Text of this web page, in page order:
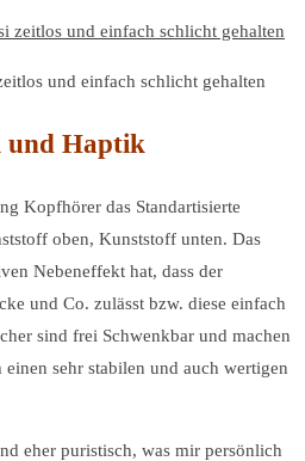
und einfach schlicht gehalten
und Haptik
Kopfhörer das Standartisierte
oben, Kunststoff unten. Das
Nebeneffekt hat, dass der
und Co. zulässt bzw. diese einfach
sind frei Schwenkbar und machen
sehr stabilen und auch wertigen
eher puristisch, was mir persönlich